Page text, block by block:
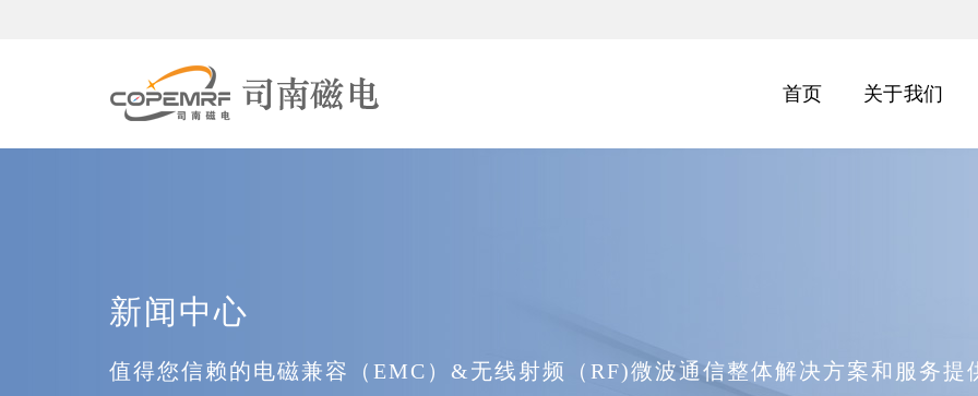
首页 关于我们
新闻中心
值得您信赖的电磁兼容（EMC）&无线射频（RF)微波通信整体解决方案和服务提